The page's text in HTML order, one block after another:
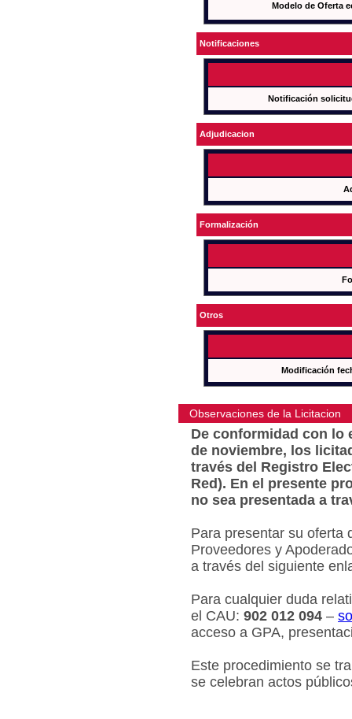
Modelo de Oferta
Notificaciones
Notificación
Adjudicacion
Formalización
Otros
Modificación
Observaciones de la Licitacion
De conformidad con lo
de noviembre, los
través del Registro
Red). En el presente
no sea presentada a
Para presentar su oferta
Proveedores y
a través del siguiente
Para cualquier duda
el CAU: 902 012 094 –
acceso a GPA,
Este procedimiento se
se celebran actos